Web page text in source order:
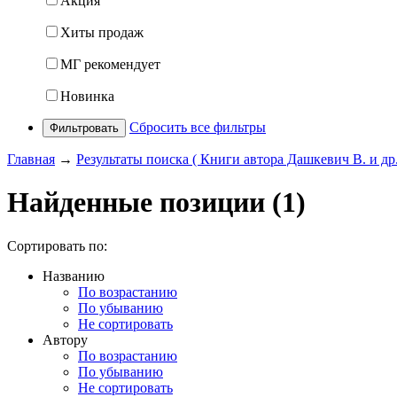
Хиты продаж
МГ рекомендует
Новинка
Фильтровать Сбросить все фильтры
Главная → Результаты поиска ( Книги автора Дашкевич В. и
Найденные позиции (1)
Сортировать по:
Названию
По возрастанию
По убыванию
Не сортировать
Автору
По возрастанию
По убыванию
Не сортировать